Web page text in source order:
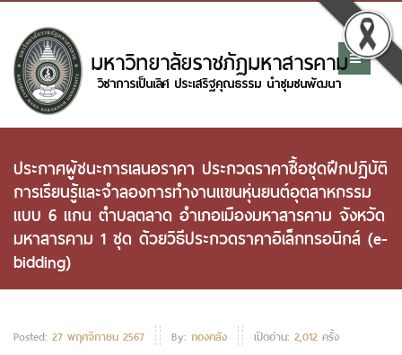
ประกาศผู้ชนะการเสนอราคา ประกวดราคาซื้อชุดฝึกปฏิบัติ
การเรียนรู้และจำลองการทำงานแขนหุ่นยนต์อุตสาหกรรม
แบบ 6 แกน ตำบลตลาด อำเภอเมืองมหาสารคาม จังหวัด
มหาสารคาม 1 ชุด ด้วยวิธีประกวดราคาอิเล็กทรอนิกส์ (e-
bidding)
Posted: 27 พฤศจิกายน 2567 By: กองคลัง เปิดอ่าน: 2,012 ครั้ง